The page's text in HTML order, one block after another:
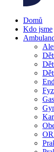
Domů
Kdo jsme